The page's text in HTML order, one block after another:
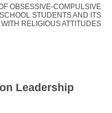
OBSESSIVE-COMPULSIVE
STUDENTS AND ITS
RELIGIOUS ATTITUDES
Leadership